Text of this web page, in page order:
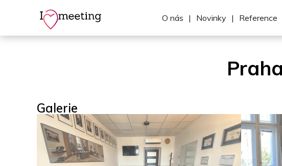
O nás | Novinky | Reference
Galerie